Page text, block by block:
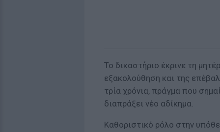
Το δικαστήριο έκρινε τη
εξακολούθηση και της
τρία χρόνια, πράγμα που
διαπράξει νέο αδίκημα.
Καθοριστικό ρόλο στην